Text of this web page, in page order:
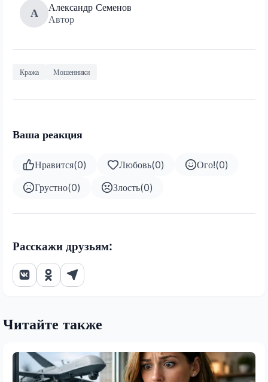
А
Александр Семенов
Автор
Кража Мошенники
Ваша реакция
Нравится(0) Любовь(0) Ого!(0)
Грустно(0) Злость(0)
Расскажи друзьям:
Читайте также